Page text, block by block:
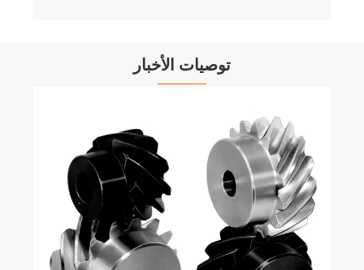
توصيات الأخبار
كم مرة يجب تشحيم أو صيانة أداة التوصيل
العامة؟
عرض المزيد >>